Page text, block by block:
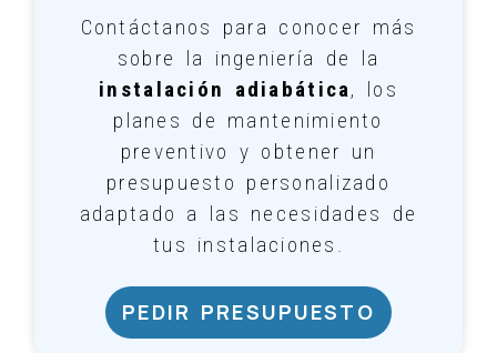
Contáctanos para conocer más
sobre la ingeniería de la
instalación adiabática, los
planes de mantenimiento
preventivo y obtener un
presupuesto personalizado
adaptado a las necesidades de
tus instalaciones.
PEDIR PRESUPUESTO